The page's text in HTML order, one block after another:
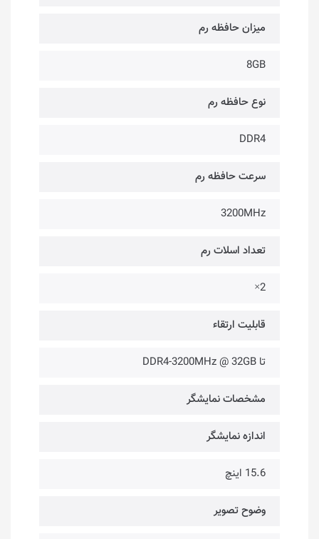
میزان حافظه رم
8GB
نوع حافظه رم
DDR4
سرعت حافظه رم
3200MHz
تعداد اسلات رم
2×
قابلیت ارتقاء
تا DDR4-3200MHz @ 32GB
مشخصات نمایشگر
اندازه نمایشگر
15.6 اینچ
وضوح تصویر